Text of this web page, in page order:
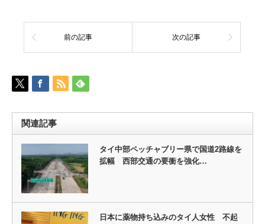
前の記事 次の記事
関連記事
タイ中部ペッチャブリー県で国道2路線を
拡幅 西部交通の要衝を強化…
日本に薬物持ち込みのタイ人女性 不起